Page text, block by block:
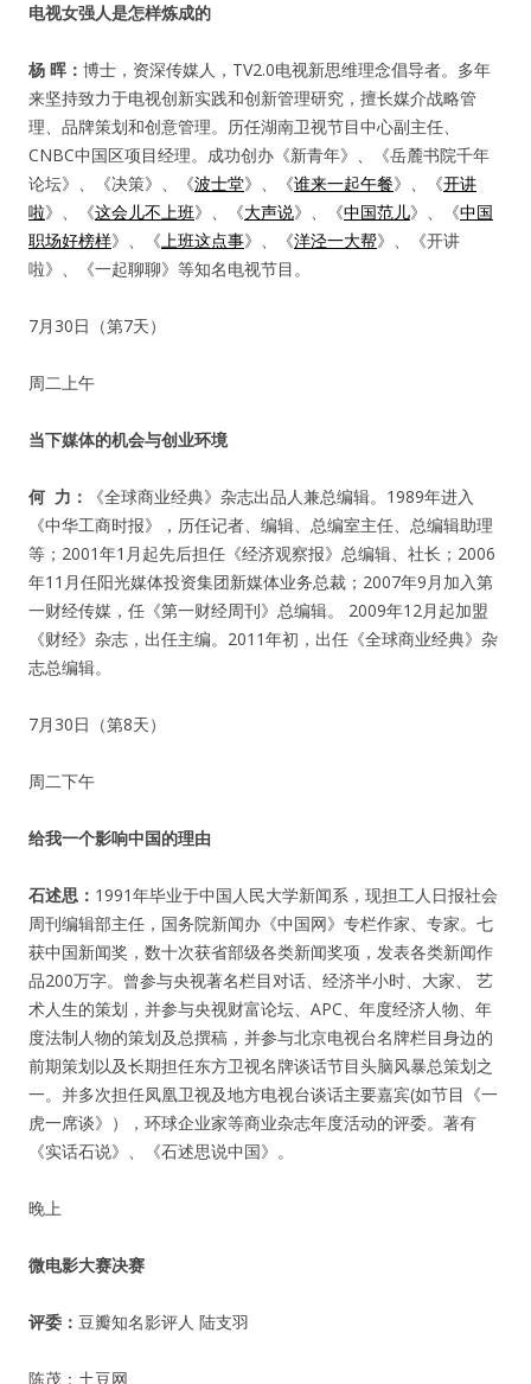
电视女强人是怎样炼成的
杨 晖： 博士，资深传媒人，TV2.0电视新思维理念倡导者。多年
来坚持致力于电视创新实践和创新管理研究，擅长媒介战略管
理、品牌策划和创意管理。历任湖南卫视节目中心副主任、
CNBC中国区项目经理。成功创办《新青年》、《岳麓书院千年
论坛》、《决策》、《波士堂》、《谁来一起午餐》、《开讲
啦》、《这会儿不上班》、《大声说》、《中国范儿》、《中国
职场好榜样》、《上班这点事》、《洋泾一大帮》、《开讲
啦》、《一起聊聊》等知名电视节目。
7月30日（第7天）
周二上午
当下媒体的机会与创业环境
何 力：
《全球商业经典》杂志出品人兼总编辑。1989年进入
《中华工商时报》，历任记者、编辑、总编室主任、总编辑助理
等；2001年1月起先后担任《经济观察报》总编辑、社长；2006
年11月任阳光媒体投资集团新媒体业务总裁；2007年9月加入第
一财经传媒，任《第一财经周刊》总编辑。 2009年12月起加盟
《财经》杂志，出任主编。2011年初，出任《全球商业经典》杂
志总编辑。
7月30日（第8天）
周二下午
给我一个影响中国的理由
石述思： 1991年毕业于中国人民大学新闻系，现担工人日报社会
周刊编辑部主任，国务院新闻办《中国网》专栏作家、专家。七
获中国新闻奖，数十次获省部级各类新闻奖项，发表各类新闻作
品200万字。曾参与央视著名栏目对话、经济半小时、大家、 艺
术人生的策划，并参与央视财富论坛、APC、年度经济人物、年
度法制人物的策划及总撰稿，并参与北京电视台名牌栏目身边的
前期策划以及长期担任东方卫视名牌谈话节目头脑风暴总策划之
一。并多次担任凤凰卫视及地方电视台谈话主要嘉宾(如节目《一
虎一席谈》），环球企业家等商业杂志年度活动的评委。著有
《实话石说》、《石述思说中国》。
晚上
微电影大赛决赛
评委： 豆瓣知名影评人 陆支羽
陈茂：土豆网